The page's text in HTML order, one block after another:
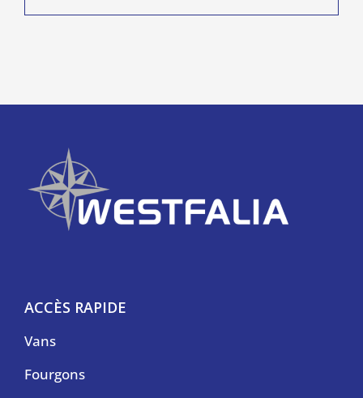
ACCÈS RAPIDE
Vans
Fourgons